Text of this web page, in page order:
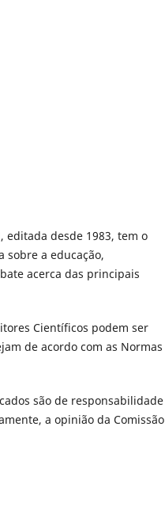
editada desde 1983, tem o
sobre a educação,
acerca das principais
Científicos podem ser
de acordo com as Normas
são de responsabilidade
a opinião da Comissão